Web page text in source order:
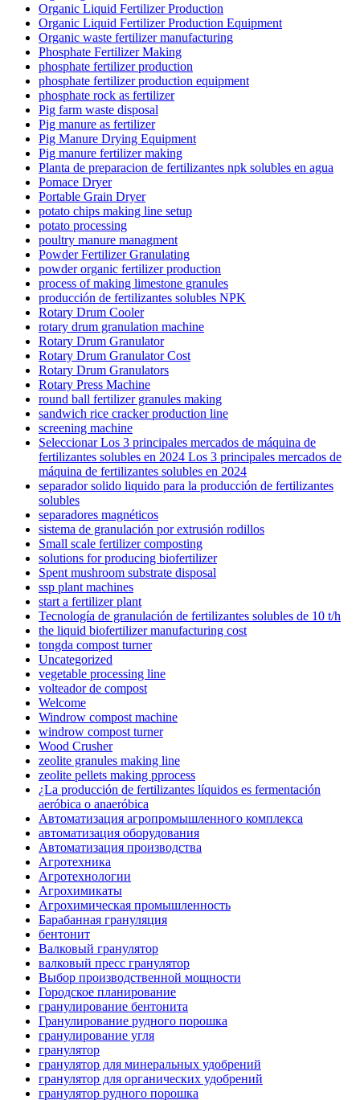
Organic Liquid Fertilizer Production
Organic Liquid Fertilizer Production Equipment
Organic waste fertilizer manufacturing
Phosphate Fertilizer Making
phosphate fertilizer production
phosphate fertilizer production equipment
phosphate rock as fertilizer
Pig farm waste disposal
Pig manure as fertilizer
Pig Manure Drying Equipment
Pig manure fertilizer making
Planta de preparacion de fertilizantes npk solubles en agua
Pomace Dryer
Portable Grain Dryer
potato chips making line setup
potato processing
poultry manure managment
Powder Fertilizer Granulating
powder organic fertilizer production
process of making limestone granules
producción de fertilizantes solubles NPK
Rotary Drum Cooler
rotary drum granulation machine
Rotary Drum Granulator
Rotary Drum Granulator Cost
Rotary Drum Granulators
Rotary Press Machine
round ball fertilizer granules making
sandwich rice cracker production line
screening machine
Seleccionar Los 3 principales mercados de máquina de
fertilizantes solubles en 2024 Los 3 principales mercados de
máquina de fertilizantes solubles en 2024
separador solido liquido para la producción de fertilizantes
solubles
separadores magnéticos
sistema de granulación por extrusión rodillos
Small scale fertilizer composting
solutions for producing biofertilizer
Spent mushroom substrate disposal
ssp plant machines
start a fertilizer plant
Tecnología de granulación de fertilizantes solubles de 10 t/h
the liquid biofertilizer manufacturing cost
tongda compost turner
Uncategorized
vegetable processing line
volteador de compost
Welcome
Windrow compost machine
windrow compost turner
Wood Crusher
zeolite granules making line
zeolite pellets making pprocess
¿La producción de fertilizantes líquidos es fermentación
aeróbica o anaeróbica
Автоматизация агропромышленного комплекса
автоматизация оборудования
Автоматизация производства
Агротехника
Агротехнологии
Агрохимикаты
Агрохимическая промышленность
Барабанная грануляция
бентонит
Валковый гранулятор
валковый пресс гранулятор
Выбор производственной мощности
Городское планирование
гранулирование бентонита
Гранулирование рудного порошка
гранулирование угля
гранулятор
гранулятор для минеральных удобрений
гранулятор для органических удобрений
гранулятор рудного порошка